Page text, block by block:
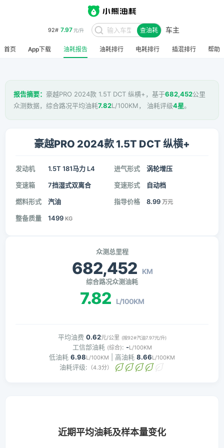
92# 7.97元/升 查油耗 车主
首页 App下载 油耗报告 油耗排行 电耗排行 插混排行 帮助
报告摘要： 豪越PRO 2024款 1.5T DCT 纵横+，基于682,452公里
众测数据，综合路况平均油耗7.82L/100KM， 油耗评级4星。
豪越PRO 2024款 1.5T DCT 纵横+
发动机 1.5T 181马力 L4 进气形式 涡轮增压
变速箱 7挡湿式双离合 变速形式 自动档
燃料形式 汽油 指导价格 8.99 万元
整备质量 1499 KG
众测总里程
682,452 KM
综合路况众测油耗
7.82 L/100KM
平均油费 0.62元/公里 (按92#汽油7.97元/升)
工信部油耗 (综合): -L/100KM
低油耗 6.98L/100KM | 高油耗 8.66L/100KM
油耗评级: （4.3分）